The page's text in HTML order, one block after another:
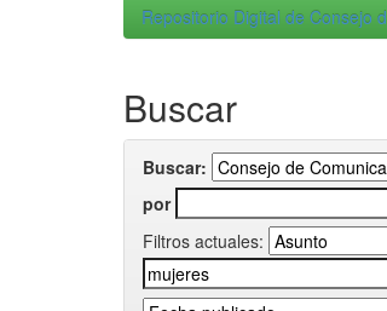
Repositorio Digital de Consejo
Buscar
Buscar:
por
Filtros actuales: